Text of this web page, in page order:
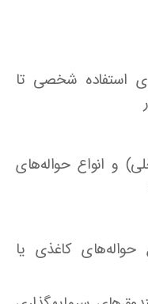
استفاده شخصی تا
و انواع حواله‌های
حواله‌های کاغذی یا